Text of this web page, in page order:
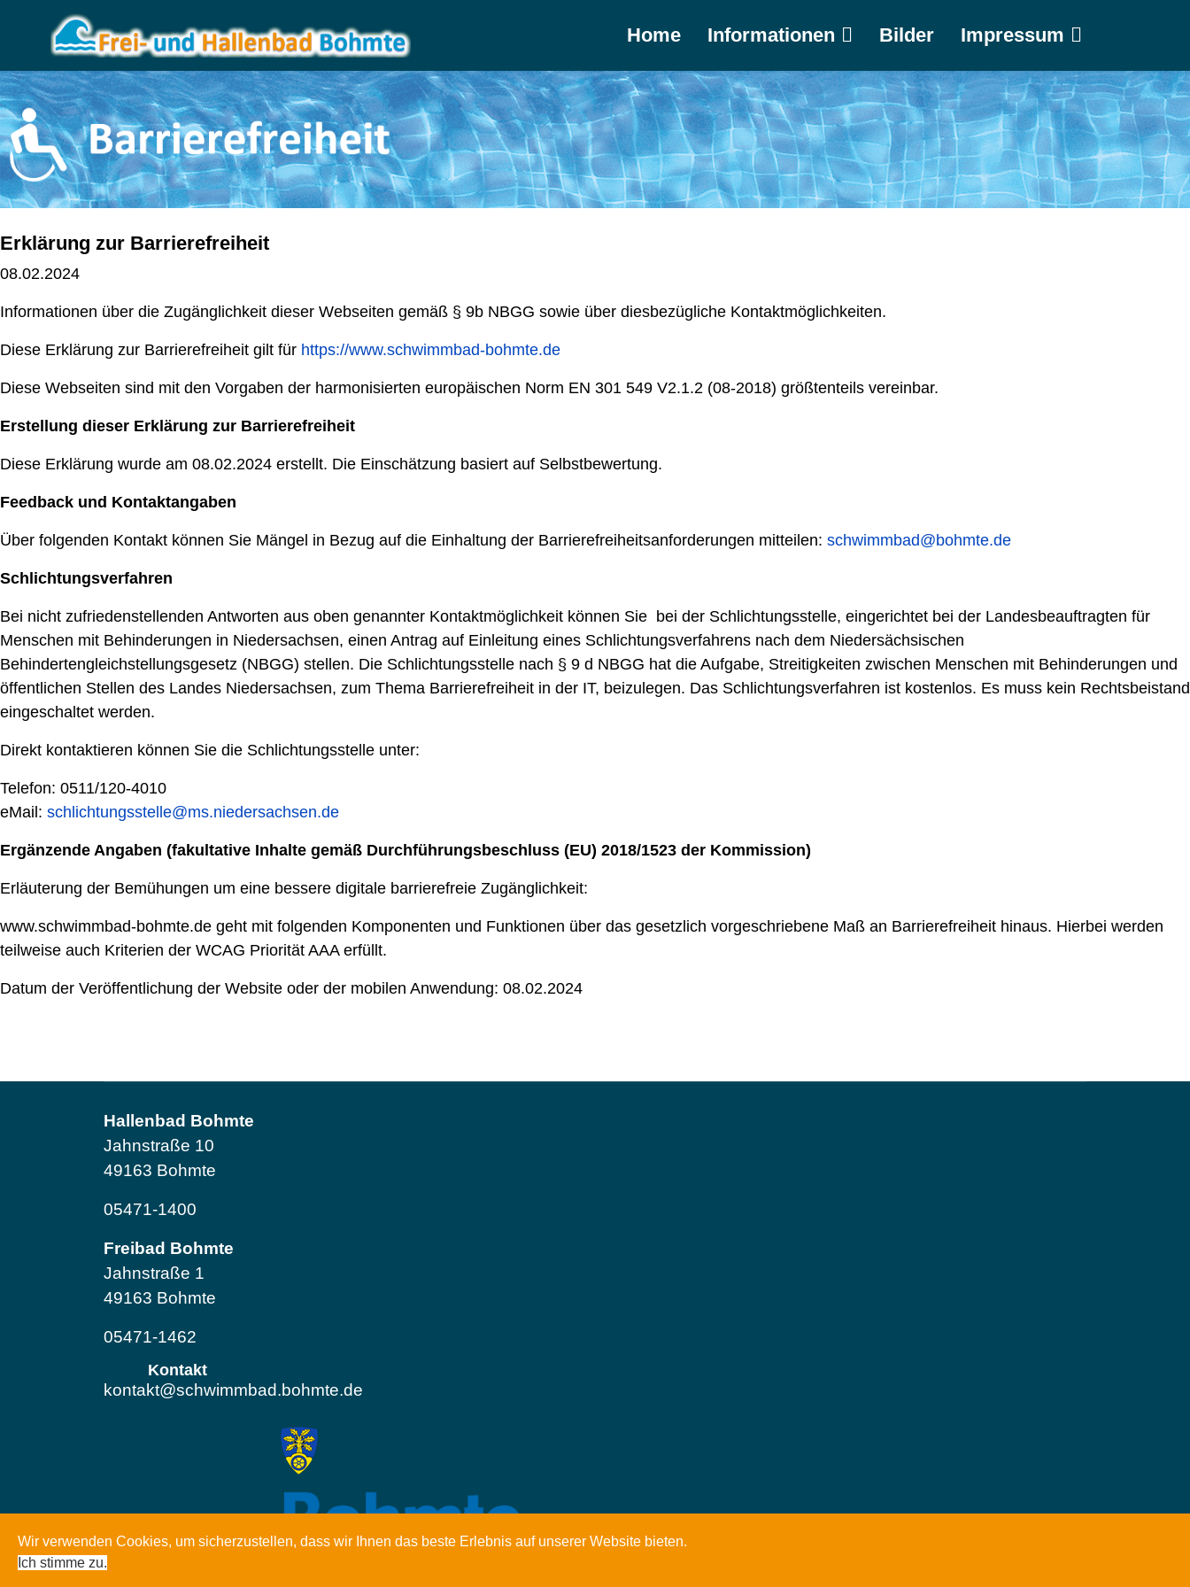
Home Informationen Bilder Impressum
Erklärung zur Barrierefreiheit
08.02.2024
Informationen über die Zugänglichkeit dieser Webseiten gemäß § 9b NBGG sowie über diesbezügliche Kontaktmöglichkeiten.
Diese Erklärung zur Barrierefreiheit gilt für https://www.schwimmbad-bohmte.de
Diese Webseiten sind mit den Vorgaben der harmonisierten europäischen Norm EN 301 549 V2.1.2 (08-2018) größtenteils vereinbar.
Erstellung dieser Erklärung zur Barrierefreiheit
Diese Erklärung wurde am 08.02.2024 erstellt. Die Einschätzung basiert auf Selbstbewertung.
Feedback und Kontaktangaben
Über folgenden Kontakt können Sie Mängel in Bezug auf die Einhaltung der Barrierefreiheitsanforderungen mitteilen: schwimmbad@bohmte.de
Schlichtungsverfahren
Bei nicht zufriedenstellenden Antworten aus oben genannter Kontaktmöglichkeit können Sie bei der Schlichtungsstelle, eingerichtet bei der Landesbeauftragten für
Menschen mit Behinderungen in Niedersachsen, einen Antrag auf Einleitung eines Schlichtungsverfahrens nach dem Niedersächsischen
Behindertengleichstellungsgesetz (NBGG) stellen. Die Schlichtungsstelle nach § 9 d NBGG hat die Aufgabe, Streitigkeiten zwischen Menschen mit Behinderungen und
öffentlichen Stellen des Landes Niedersachsen, zum Thema Barrierefreiheit in der IT, beizulegen. Das Schlichtungsverfahren ist kostenlos. Es muss kein Rechtsbeistand
eingeschaltet werden.
Direkt kontaktieren können Sie die Schlichtungsstelle unter:
Telefon: 0511/120-4010
eMail: schlichtungsstelle@ms.niedersachsen.de
Ergänzende Angaben (fakultative Inhalte gemäß Durchführungsbeschluss (EU) 2018/1523 der Kommission)
Erläuterung der Bemühungen um eine bessere digitale barrierefreie Zugänglichkeit:
www.schwimmbad-bohmte.de geht mit folgenden Komponenten und Funktionen über das gesetzlich vorgeschriebene Maß an Barrierefreiheit hinaus. Hierbei werden
teilweise auch Kriterien der WCAG Priorität AAA erfüllt.
Datum der Veröffentlichung der Website oder der mobilen Anwendung: 08.02.2024
Hallenbad Bohmte
Jahnstraße 10
49163 Bohmte
05471-1400
Freibad Bohmte
Jahnstraße 1
49163 Bohmte
05471-1462
Kontakt
kontakt@schwimmbad.bohmte.de
Wir verwenden Cookies, um sicherzustellen, dass wir Ihnen das beste Erlebnis auf unserer Website bieten.
Ich stimme zu.